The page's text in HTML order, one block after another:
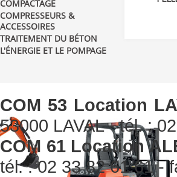
COMPACTAGE
COMPRESSEURS &
ACCESSOIRES
TRAITEMENT DU BÉTON
L'ÉNERGIE ET LE POMPAGE
COM 53 Location
53000 LAVAL - tél. :
COM 61 Location
tél. : 02 33 82 61 61 -